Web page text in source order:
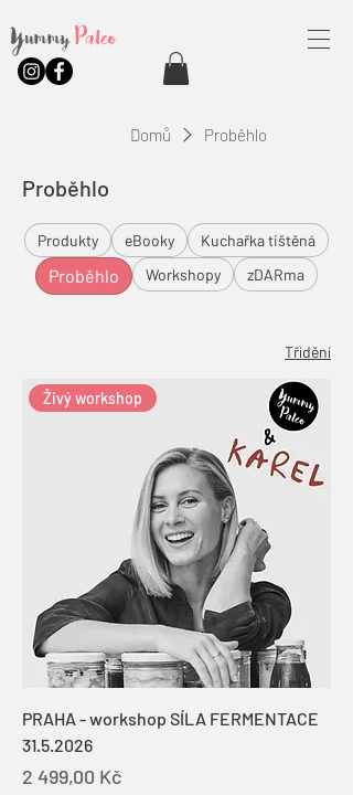
YummyPaleo
Domů Proběhlo
Proběhlo
Produkty eBooky Kuchařka tištěná
Proběhlo Workshopy zDARma
Třídění
Živý workshop
PRAHA - workshop SÍLA FERMENTACE
31.5.2026
Cena
2 499,00 Kč